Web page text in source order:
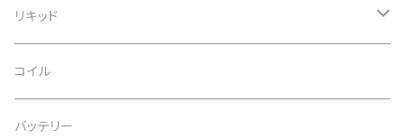
22mm
24mm
アトマイザースタンド
コットン
バッテリー
Coil Father
WickNVape
Efest
リキッド
10ml
30ml
コイル
バッテリー